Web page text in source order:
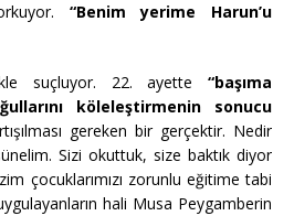
“Benim yerime Harun’u
suçluyor. 22. ayette “başıma
köleleştirmenin sonucu
gereken bir gerçektir. Nedir
Sizi okuttuk, size baktık diyor
çocuklarımızı zorunlu eğitime tabi
hali Musa Peygamberin